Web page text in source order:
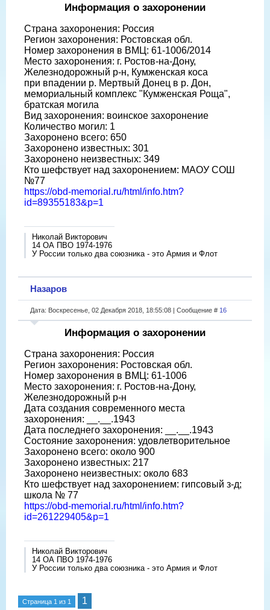
Информация о захоронении
Страна захоронения: Россия
Регион захоронения: Ростовская обл.
Номер захоронения в ВМЦ: 61-1006/2014
Место захоронения: г. Ростов-на-Дону,
Железнодорожный р-н, Кумженская коса
при впадении р. Мертвый Донец в р. Дон,
мемориальный комплекс "Кумженская Роща",
братская могила
Вид захоронения: воинское захоронение
Количество могил: 1
Захоронено всего: 650
Захоронено известных: 301
Захоронено неизвестных: 349
Кто шефствует над захоронением: МАОУ СОШ
№77
https://obd-memorial.ru/html/info.htm?
id=89355183&p=1
Николай Викторович
14 ОА ПВО 1974-1976
У России только два союзника - это Армия и Флот
Назаров
Дата: Воскресенье, 02 Декабря 2018, 18:55:08 | Сообщение # 16
Информация о захоронении
Страна захоронения: Россия
Регион захоронения: Ростовская обл.
Номер захоронения в ВМЦ: 61-1006
Место захоронения: г. Ростов-на-Дону,
Железнодорожный р-н
Дата создания современного места
захоронения: __.__.1943
Дата последнего захоронения: __.__.1943
Состояние захоронения: удовлетворительное
Захоронено всего: около 900
Захоронено известных: 217
Захоронено неизвестных: около 683
Кто шефствует над захоронением: гипсовый з-д;
школа № 77
https://obd-memorial.ru/html/info.htm?
id=261229405&p=1
Николай Викторович
14 ОА ПВО 1974-1976
У России только два союзника - это Армия и Флот
Страница 1 из 1 1